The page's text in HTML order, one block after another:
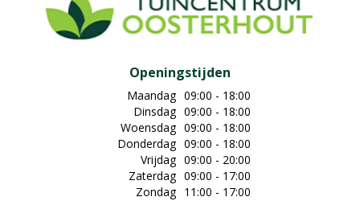
Openingstijden
Maandag 09:00 - 18:00
Dinsdag 09:00 - 18:00
Woensdag 09:00 - 18:00
Donderdag 09:00 - 18:00
Vrijdag 09:00 - 20:00
Zaterdag 09:00 - 17:00
Zondag 11:00 - 17:00